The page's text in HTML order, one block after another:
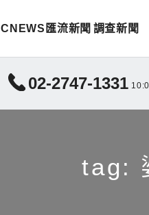
CNEWS匯流新聞 調查新聞
02-2747-1331
tag: